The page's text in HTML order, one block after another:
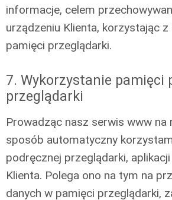
informacje, celem
urządzeniu Klienta, korzystając
pamięci przeglądarki.
7. Wykorzystanie pamięci
przeglądarki
Prowadząc nasz serwis www na
sposób automatyczny
podręcznej przeglądarki,
Klienta. Polega ono na tym na
danych w pamięci przeglądarki,